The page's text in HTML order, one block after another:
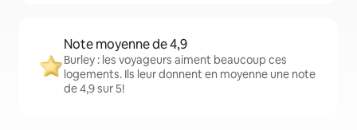
Note moyenne de 4,9
Burley : les voyageurs aiment beaucoup ces
logements. Ils leur donnent en moyenne une note
de 4,9 sur 5!